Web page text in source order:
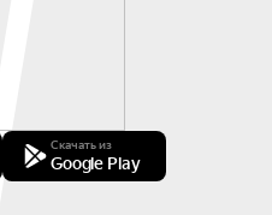
Скачать из
Google Play